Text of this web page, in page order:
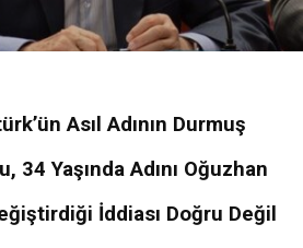
Asıl Adının Durmuş
34 Yaşında Adını Oğuzhan
İddiası Doğru Değil